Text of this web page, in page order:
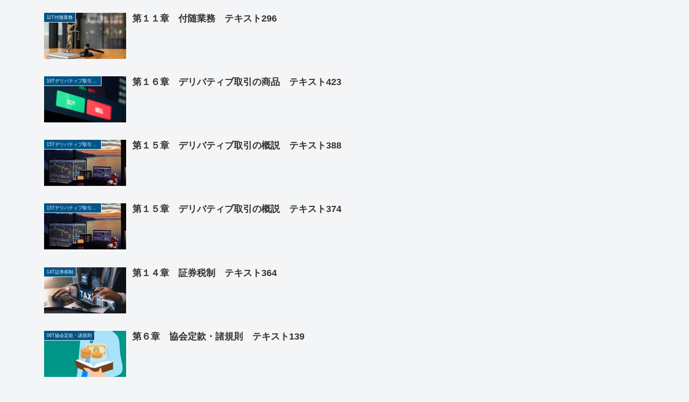
11T付随業務 第１１章 付随業務 テキスト296
第１６章 デリバティブ取引の商品 テキスト423
15Tデリバティブ取引の概説 第１５章 デリバティブ取引の概説 テキスト388
15Tデリバティブ取引の概説 第１５章 デリバティブ取引の概説 テキスト374
14T証券税制 第１４章 証券税制 テキスト364
06T協会定款・諸規則 第６章 協会定款・諸規則 テキスト139